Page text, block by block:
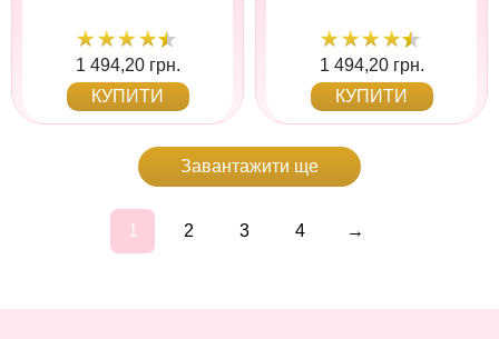
1 494,20 грн.
КУПИТИ
1 494,20 грн.
КУПИТИ
Завантажити ще
1 2 3 4 →